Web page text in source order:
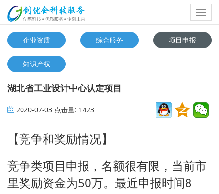
企业资质
综合服务 项目申报
知识产权
湖北省工业设计中心认定项目
2020-07-03 点击量: 1423
【竞争和奖励情况】
竞争类项目申报，名额很有限 ，当前市
里奖励资金为50万。最近申报时间8